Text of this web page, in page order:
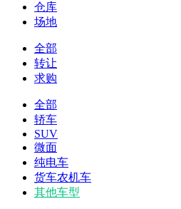
仓库
场地
全部
转让
求购
全部
轿车
SUV
微面
纯电车
货车农机车
其他车型